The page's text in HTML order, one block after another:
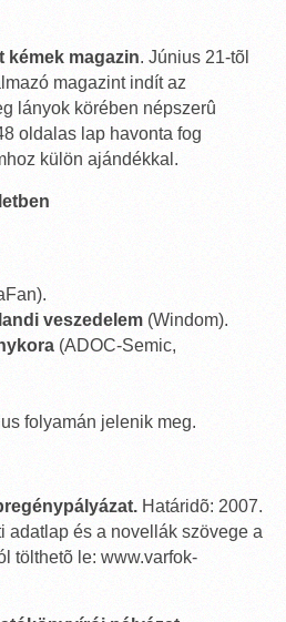
kémek magazin. Június 21-tõl
magazint indít az
lányok körében népszerû
oldalas lap havonta fog
külön ajándékkal.
veszedelem (Windom).
(ADOC-Semic,
folyamán jelenik meg.
Határidõ: 2007.
adatlap és a novellák szövege a
tölthetõ le: www.varfok-